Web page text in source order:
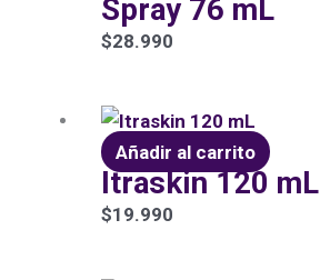
Spray 76 mL
$28.990
Añadir al carrito
Itraskin 120 mL
$19.990